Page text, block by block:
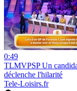
0:49
TLMVPSP Un
déclenche l'hilarité
Tele-Loisirs.fr